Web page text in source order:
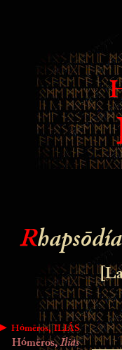
R
► Hómēros, ILIÁS
Hómēros,Iliás